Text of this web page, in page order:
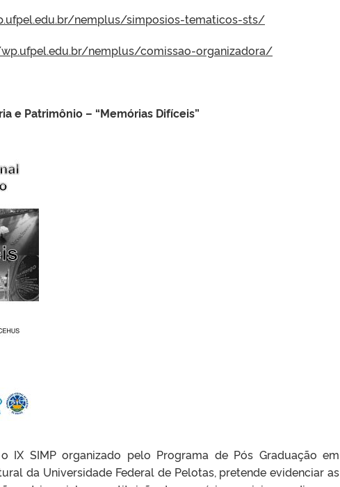
nemplus/simposios-tematicos-sts/
nemplus/comissao-organizadora/
e Patrimônio – “Memórias Difíceis”
IX SIMP organizado pelo Programa de Pós Graduação em
da Universidade Federal de Pelotas, pretende evidenciar as